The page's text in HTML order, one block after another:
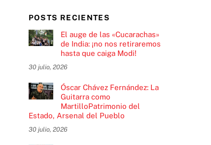
POSTS RECIENTES
El auge de las «Cucarachas»
de India: ¡no nos retiraremos
hasta que caiga Modi!
30 julio, 2026
Óscar Chávez Fernández: La
Guitarra como
MartilloPatrimonio del
Estado, Arsenal del Pueblo
30 julio, 2026